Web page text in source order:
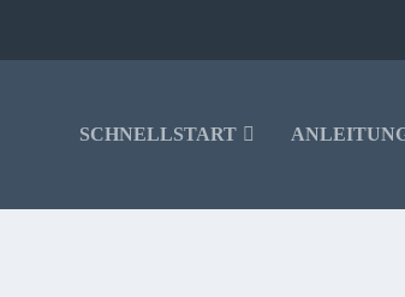
SCHNELLSTART